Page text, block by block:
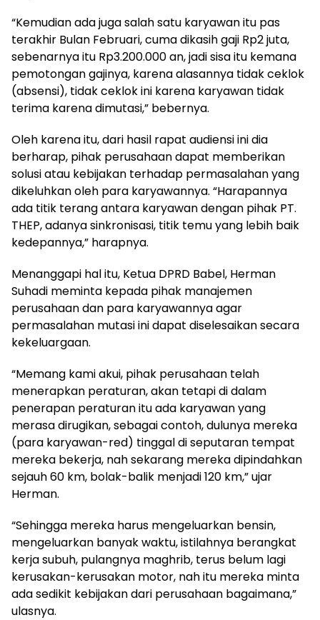
“Kemudian ada juga salah satu karyawan itu pas
terakhir Bulan Februari, cuma dikasih gaji Rp2 juta,
sebenarnya itu Rp3.200.000 an, jadi sisa itu kemana
pemotongan gajinya, karena alasannya tidak ceklok
(absensi), tidak ceklok ini karena karyawan tidak
terima karena dimutasi,” bebernya.
Oleh karena itu, dari hasil rapat audiensi ini dia
berharap, pihak perusahaan dapat memberikan
solusi atau kebijakan terhadap permasalahan yang
dikeluhkan oleh para karyawannya. “Harapannya
ada titik terang antara karyawan dengan pihak PT.
THEP, adanya sinkronisasi, titik temu yang lebih baik
kedepannya,” harapnya.
Menanggapi hal itu, Ketua DPRD Babel, Herman
Suhadi meminta kepada pihak manajemen
perusahaan dan para karyawannya agar
permasalahan mutasi ini dapat diselesaikan secara
kekeluargaan.
“Memang kami akui, pihak perusahaan telah
menerapkan peraturan, akan tetapi di dalam
penerapan peraturan itu ada karyawan yang
merasa dirugikan, sebagai contoh, dulunya mereka
(para karyawan-red) tinggal di seputaran tempat
mereka bekerja, nah sekarang mereka dipindahkan
sejauh 60 km, bolak-balik menjadi 120 km,” ujar
Herman.
“Sehingga mereka harus mengeluarkan bensin,
mengeluarkan banyak waktu, istilahnya berangkat
kerja subuh, pulangnya maghrib, terus belum lagi
kerusakan-kerusakan motor, nah itu mereka minta
ada sedikit kebijakan dari perusahaan bagaimana,”
ulasnya.